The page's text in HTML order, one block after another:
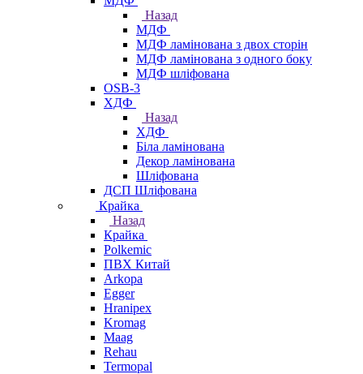
Назад
МДФ
МДФ ламінована з двох сторін
МДФ ламінована з одного боку
МДФ шліфована
OSB-3
ХДФ
Назад
ХДФ
Біла ламінована
Декор ламінована
Шліфована
ДСП Шліфована
Крайка
Назад
Крайка
Polkemic
ПВХ Китай
Arkopa
Egger
Hranipex
Kromag
Maag
Rehau
Termopal